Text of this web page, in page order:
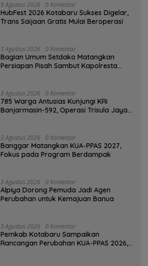
9 Agustus 2026 0 Komentar
HubFest 2026 Kotabaru Sukses Digelar,
Trans Saijaan Gratis Mulai Beroperasi
3 Agustus 2026 0 Komentar
Bagian Umum Setdako Matangkan
Persiapan Pisah Sambut Kapolresta
3 Agustus 2026 0 Komentar
785 Warga Antusias Kunjungi KRI
Banjarmasin-592, Operasi Trisula Jaya
3 Agustus 2026 0 Komentar
‎Banggar Matangkan KUA-PPAS 2027,
Fokus pada Program Berdampak
3 Agustus 2026 0 Komentar
‎Alpiya Dorong Pemuda Jadi Agen
Perubahan untuk Kemajuan Banua ‎
3 Agustus 2026 0 Komentar
Pemkab Kotabaru Sampaikan
Rancangan Perubahan KUA-PPAS 2026,